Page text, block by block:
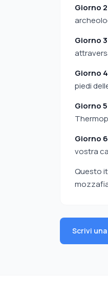
Giorno
Giorno
Giorno
piedi
Giorno
Giorno
vostra
Questo
Scrivi